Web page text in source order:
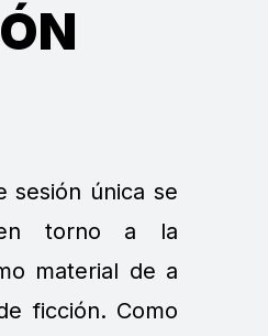
sesión única se
torno a la
material de a
ficción. Como